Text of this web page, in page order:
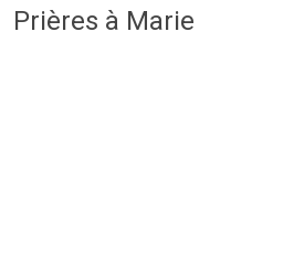
Prières à Marie